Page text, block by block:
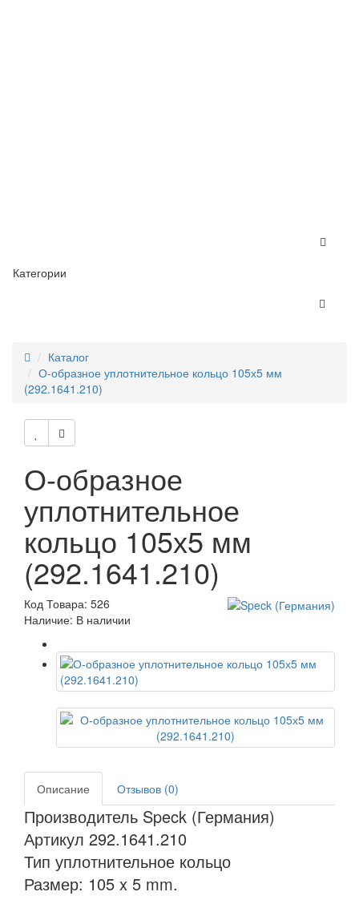
Категории
Каталог
О-образное уплотнительное кольцо 105х5 мм
(292.1641.210)
О-образное
уплотнительное
кольцо 105х5 мм
(292.1641.210)
Код Товара: 526
Наличие: В наличии
Описание Отзывов (0)
Производитель Speck (Германия)
Артикул 292.1641.210
Тип уплотнительное кольцо
Размер: 105 x 5 mm.